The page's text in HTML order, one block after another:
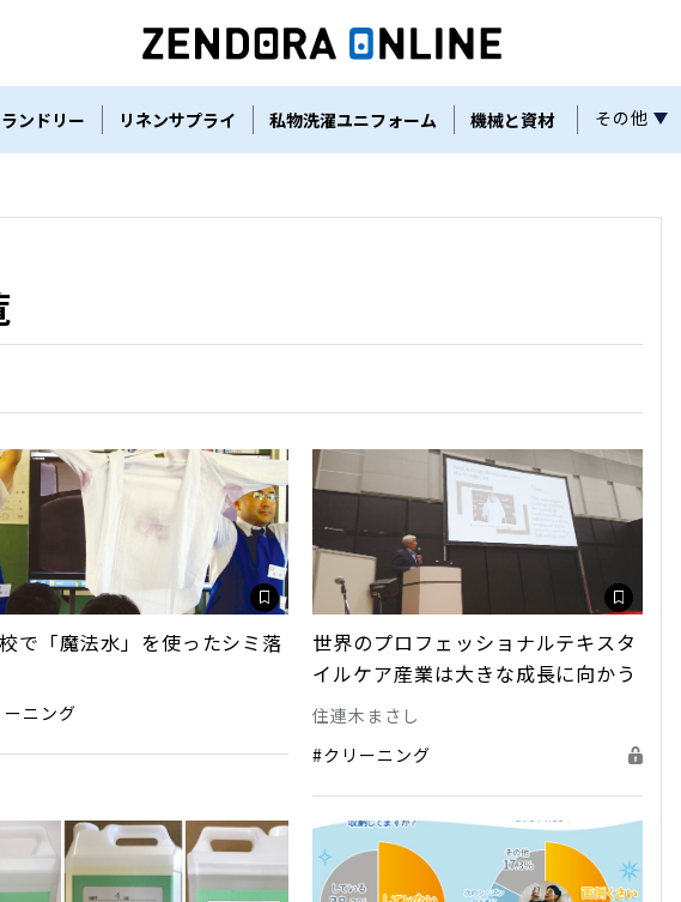
ンドリー リネンサプライ 私物洗濯ユニフォーム 機械と資材 その他
で「魔法水」を使ったシミ落
ニング
世界のプロフェッショナルテキスタ
イルケア産業は大きな成長に向かう
住連木まさし
#クリーニング